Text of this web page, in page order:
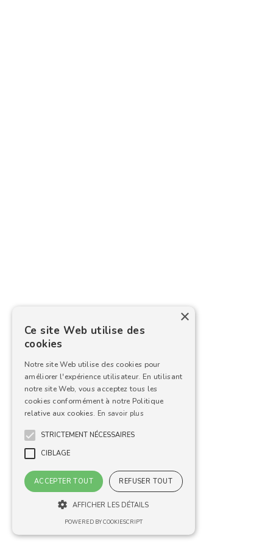
×
Ce site Web utilise des
cookies
Notre site Web utilise des cookies pour
améliorer l'expérience utilisateur. En utilisant
notre site Web, vous acceptez tous les
cookies conformément à notre Politique
relative aux cookies. En savoir plus
STRICTEMENT NÉCESSAIRES
CIBLAGE
ACCEPTER TOUT REFUSER TOUT
AFFICHER LES DÉTAILS
POWERED BY COOKIESCRIPT